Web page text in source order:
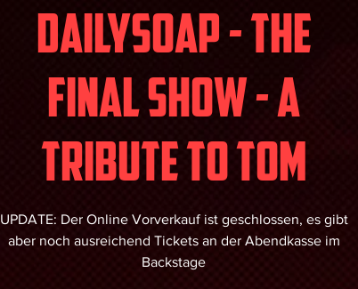
DAILYSOAP - THE
FINAL SHOW - A
tribute to tom
UPDATE: Der Online Vorverkauf ist geschlossen, es gibt
aber noch ausreichend Tickets an der Abendkasse im
Backstage